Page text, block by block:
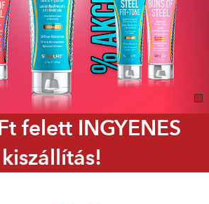
felett INGYENES
kiszállítás!